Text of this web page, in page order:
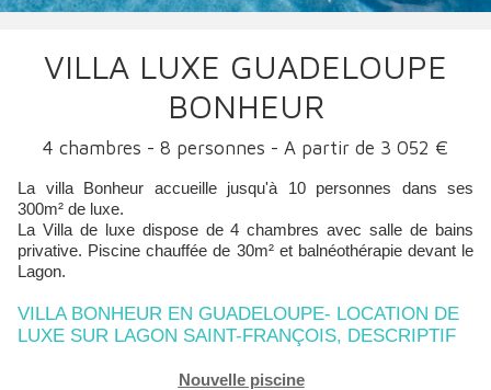
VILLA LUXE GUADELOUPE
BONHEUR
4 chambres - 8 personnes - A partir de 3 052 €
La villa Bonheur accueille jusqu'à 10 personnes dans ses
300m² de luxe.
La Villa de luxe dispose de 4 chambres avec salle de bains
privative. Piscine chauffée de 30m² et balnéothérapie devant le
Lagon.
VILLA BONHEUR EN GUADELOUPE- LOCATION DE
LUXE SUR LAGON SAINT-FRANÇOIS, DESCRIPTIF
Nouvelle piscine